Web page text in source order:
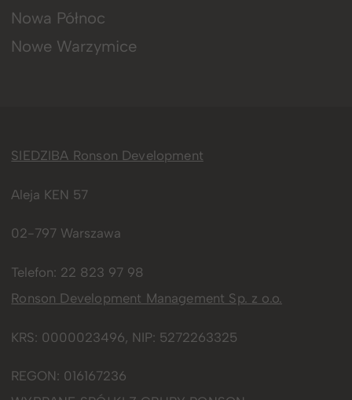
Nowa Północ
Nowe Warzymice
SIEDZIBA Ronson Development
Aleja KEN 57
02-797 Warszawa
Telefon: 22 823 97 98
Ronson Development Management Sp. z o.o.
KRS: 0000023496, NIP: 5272263325
REGON: 016167236